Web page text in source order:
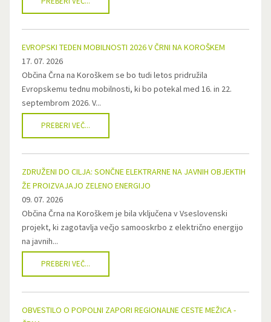
EVROPSKI TEDEN MOBILNOSTI 2026 V ČRNI NA KOROŠKEM
17. 07. 2026
Občina Črna na Koroškem se bo tudi letos pridružila
Evropskemu tednu mobilnosti, ki bo potekal med 16. in 22.
septembrom 2026. V...
PREBERI VEČ...
ZDRUŽENI DO CILJA: SONČNE ELEKTRARNE NA JAVNIH OBJEKTIH
ŽE PROIZVAJAJO ZELENO ENERGIJO
09. 07. 2026
Občina Črna na Koroškem je bila vključena v Vseslovenski
projekt, ki zagotavlja večjo samooskrbo z električno energijo
na javnih...
PREBERI VEČ...
OBVESTILO O POPOLNI ZAPORI REGIONALNE CESTE MEŽICA -